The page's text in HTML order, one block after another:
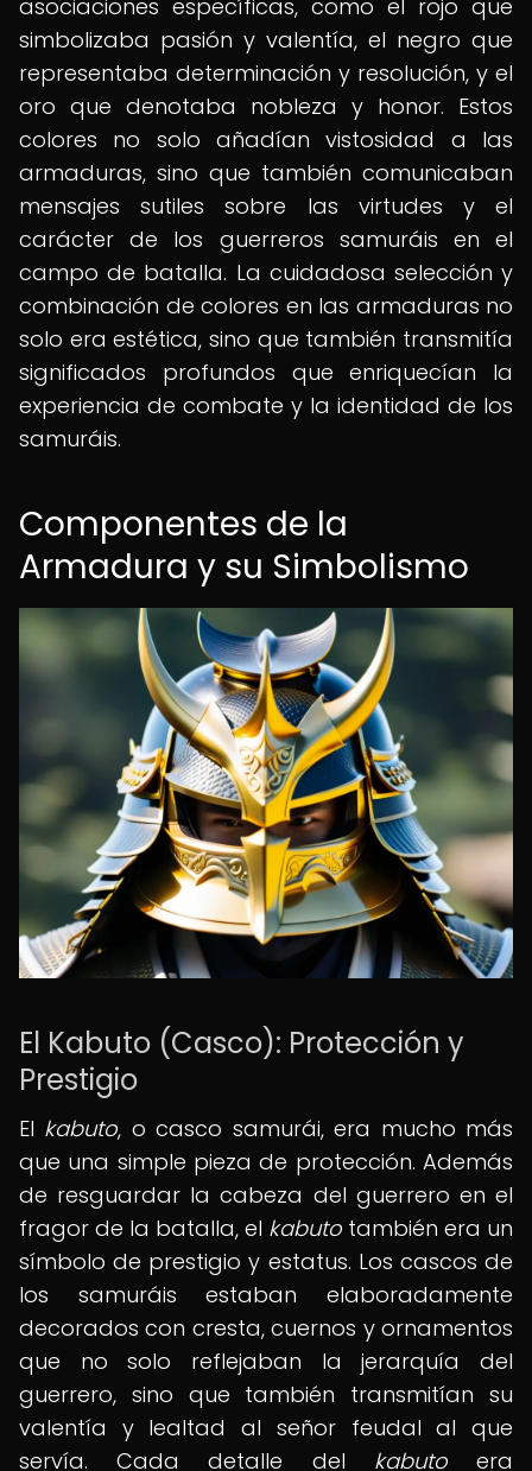
asociaciones específicas, como el rojo que
simbolizaba pasión y valentía, el negro que
representaba determinación y resolución, y el
oro que denotaba nobleza y honor. Estos
colores no solo añadían vistosidad a las
armaduras, sino que también comunicaban
mensajes sutiles sobre las virtudes y el
carácter de los guerreros samuráis en el
campo de batalla. La cuidadosa selección y
combinación de colores en las armaduras no
solo era estética, sino que también transmitía
significados profundos que enriquecían la
experiencia de combate y la identidad de los
samuráis.
Componentes de la
Armadura y su Simbolismo
El Kabuto (Casco): Protección y
Prestigio
El kabuto, o casco samurái, era mucho más
que una simple pieza de protección. Además
de resguardar la cabeza del guerrero en el
fragor de la batalla, el kabuto también era un
símbolo de prestigio y estatus. Los cascos de
los samuráis estaban elaboradamente
decorados con cresta, cuernos y ornamentos
que no solo reflejaban la jerarquía del
guerrero, sino que también transmitían su
valentía y lealtad al señor feudal al que
servía. Cada detalle del kabutoera